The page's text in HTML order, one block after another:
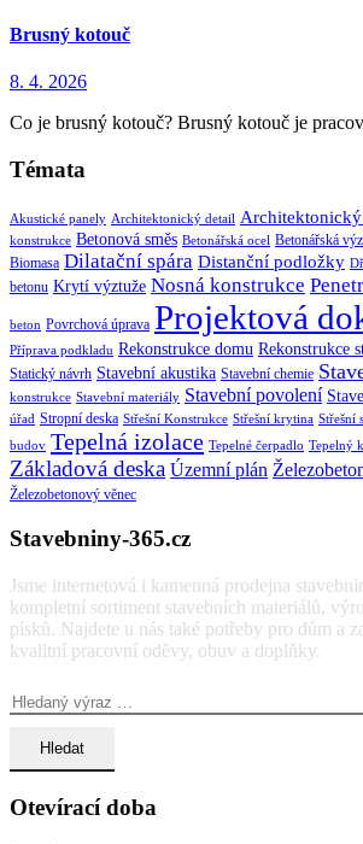
Brusný kotouč
8. 4. 2026
Co je brusný kotouč? Brusný kotouč je
Témata
Akustické panely Architektonický detail
konstrukce Betonová směs Betonářská ocel Betonářská
Biomasa Dilatační spára Distanční podložky
betonu Krytí výztuže Nosná konstrukce
beton Povrchová úprava Projektová
Příprava podkladu Rekonstrukce domu Rekonstrukce
Statický návrh Stavební akustika Stavební chemie
konstrukce Stavební materiály Stavební povolení
úřad Stropní deska Střešní Konstrukce Střešní krytina Střešní
budov Tepelná izolace Tepelné čerpadlo Tepelný
Základová deska Územní plán
Železobetonový věnec
Stavebniny-365.cz
Jsme internetová i kamenná prodejna
kompletní sortiment stavebních materiálů,
písků. Najdete u nás také potřeby pro dům a
kvalitní pracovní oděvy, obuv a doplňky.
Otevírací doba